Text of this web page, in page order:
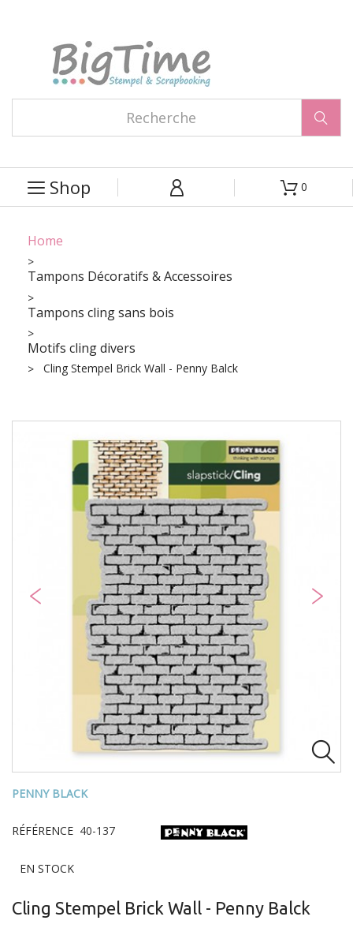

 Shop   0
Home
Tampons Décoratifs & Accessoires
Tampons cling sans bois
Motifs cling divers
Cling Stempel Brick Wall - Penny Balck

PENNY BLACK
RÉFÉRENCE 40-137
EN STOCK
Cling Stempel Brick Wall - Penny Balck